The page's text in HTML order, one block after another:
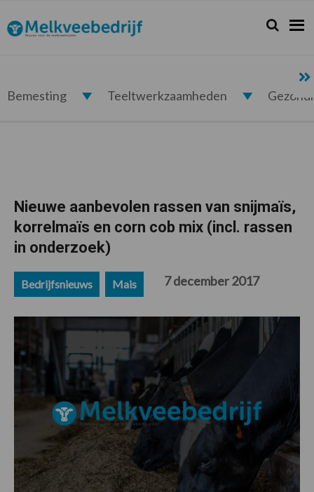
de
hoofdnavigatie
de
hoofd
de
eerste
de
voettekst
Melkveebedrijf.nl Zoeken...
Zoek
Bemesting Teeltwerkzaamheden
Nieuwe aanbevolen rassen van snijmaïs,
korrelmaïs en corn cob mix (incl. rassen
in onderzoek)
Bedrijfsnieuws Mais 7 december 2017